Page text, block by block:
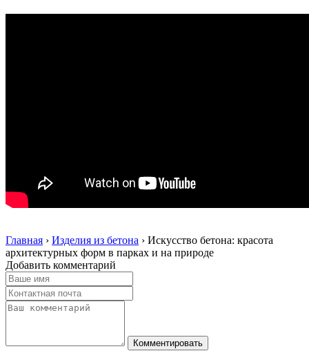
Главная › Изделия из бетона › Искусство бетона: красота
архитектурных форм в парках и на природе
Добавить комментарий